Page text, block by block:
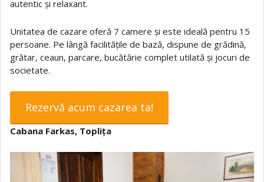
autentic și relaxant.
Unitatea de cazare oferă 7 camere și este ideală pentru 15
persoane. Pe lângă facilitățile de bază, dispune de grădină,
grătar, ceaun, parcare, bucătărie complet utilată și jocuri de
societate.
Rezervă acum cazarea ta!
Cabana Farkas, Toplița